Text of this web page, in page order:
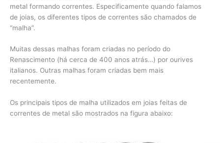
metal formando correntes. Especificamente quando falamos
de joias, os diferentes tipos de correntes são chamados de
“malha”.
Muitas dessas malhas foram criadas no período do
Renascimento (há cerca de 400 anos atrás…) por ourives
italianos. Outras malhas foram criadas bem mais
recentemente.
Os principais tipos de malha utilizados em joias feitas de
correntes de metal são mostrados na figura abaixo: